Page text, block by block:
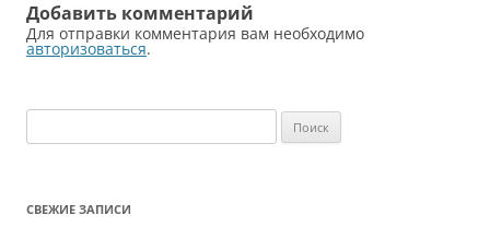
Добавить комментарий
Для отправки комментария вам необходимо
авторизоваться.
СВЕЖИЕ ЗАПИСИ